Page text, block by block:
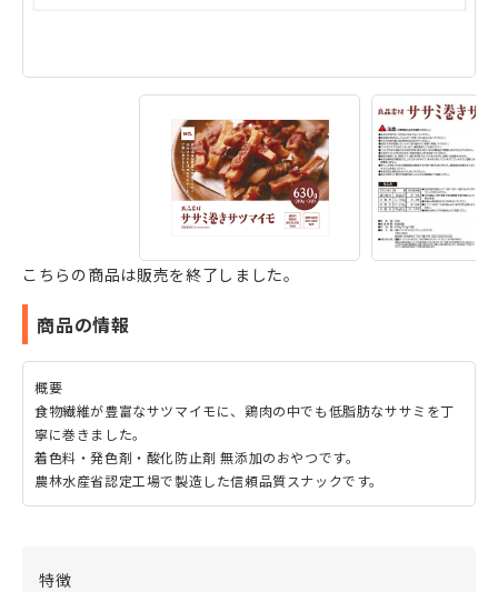
こちらの商品は販売を終了しました。
商品の情報
概要
食物繊維が豊富なサツマイモに、鶏肉の中でも低脂肪なササミを丁
寧に巻きました。
着色料・発色剤・酸化防止剤 無添加のおやつです。
農林水産省認定工場で製造した信頼品質スナックです。
特徴